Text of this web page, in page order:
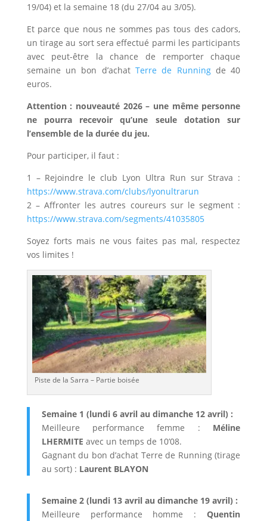
19/04) et la semaine 18 (du 27/04 au 3/05).
Et parce que nous ne sommes pas tous des cadors,
un tirage au sort sera effectué parmi les participants
avec peut-être la chance de remporter chaque
semaine un bon d’achat Terre de Runningde 40
euros.
Attention : nouveauté 2026 – une même personne
ne pourra recevoir qu’une seule dotation sur
l’ensemble de la durée du jeu.
Pour participer, il faut :
1 – Rejoindre le club Lyon Ultra Run sur Strava :
https://www.strava.com/clubs/lyonultrarun
2 – Affronter les autres coureurs sur le segment :
https://www.strava.com/segments/41035805
Soyez forts mais ne vous faites pas mal, respectez
vos limites !
Piste de la Sarra – Partie boisée
Semaine 1 (lundi 6 avril au dimanche 12 avril) :
Meilleure performance femme : Méline
LHERMITE avec un temps de 10’08.
Gagnant du bon d’achat Terre de Running (tirage
au sort) : Laurent BLAYON
Semaine 2 (lundi 13 avril au dimanche 19 avril) :
Meilleure performance homme :Quentin